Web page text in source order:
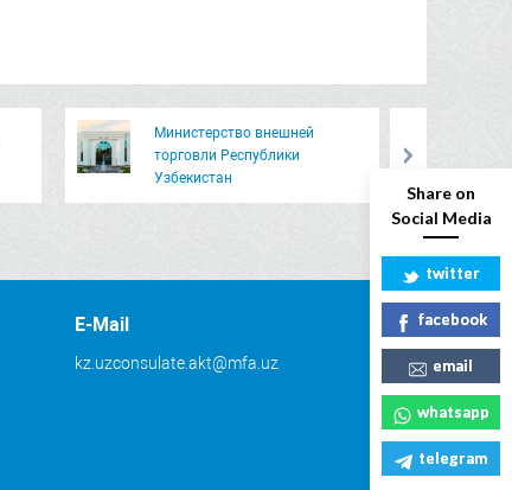
Министерство внешней
торговли Республики
Узбекистан
E-Mail
kz.uzconsulate.akt@mfa.uz
Share on
Social Media
twitter
facebook
email
whatsapp
telegram